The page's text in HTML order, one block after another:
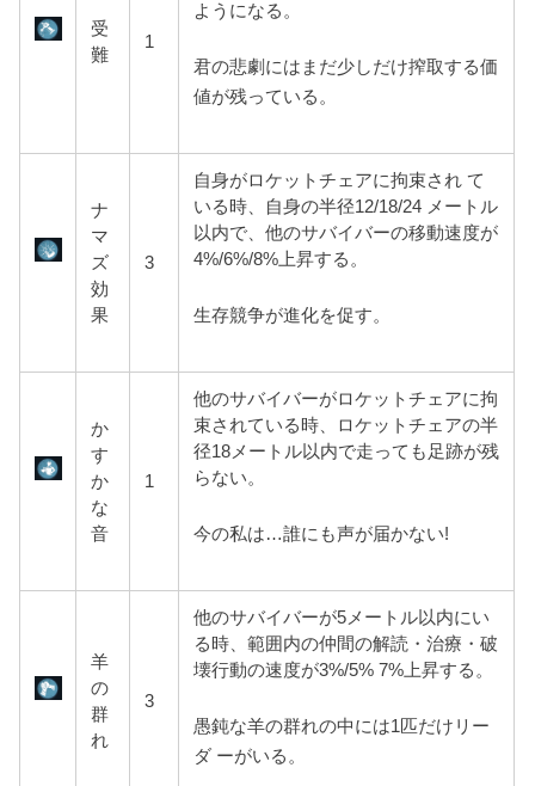
受
難
1
ようになる。
君の悲劇にはまだ少しだけ搾取する価
値が残っている。
ナ
マ
ズ
効
果
3
自身がロケットチェアに拘束され て
いる時、自身の半径12/18/24 メートル
以内で、他のサバイバーの移動速度が
4%/6%/8%上昇する。
生存競争が進化を促す。
か
す
か
な
音
1
他のサバイバーがロケットチェアに拘
束されている時、ロケットチェアの半
径18メートル以内で走っても足跡が残
らない。
今の私は…誰にも声が届かない!
羊
の
群
れ
3
他のサバイバーが5メートル以内にい
る時、範囲内の仲間の解読・治療・破
壊行動の速度が3%/5% 7%上昇する。
愚鈍な羊の群れの中には1匹だけリー
ダ ーがいる。